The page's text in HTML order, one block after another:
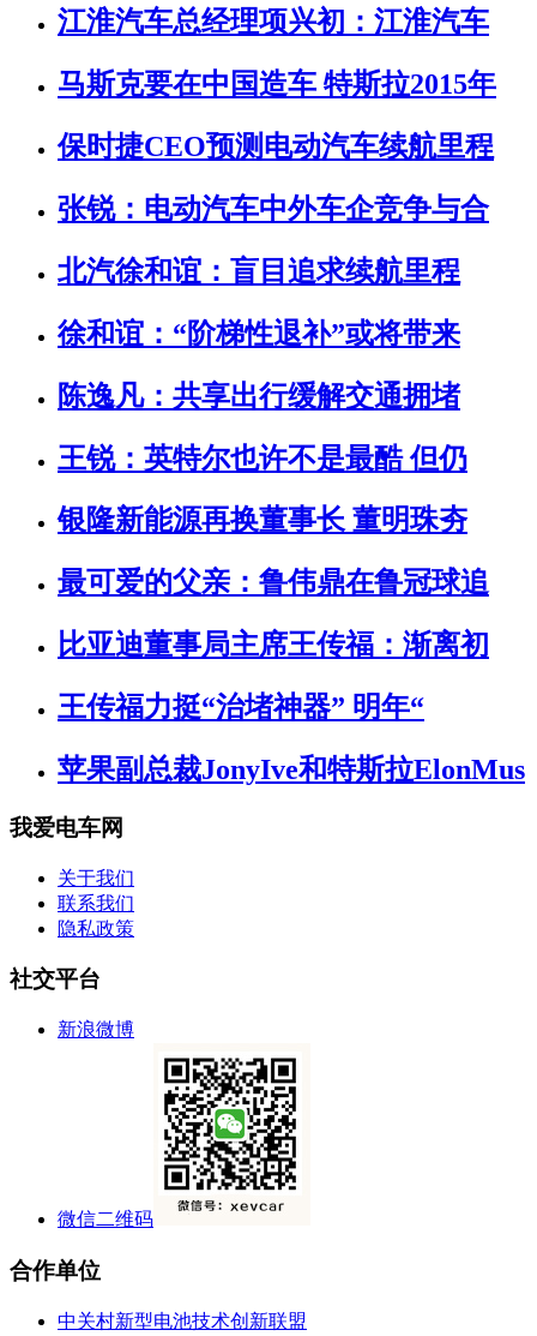
江淮汽车总经理项兴初：江淮汽车
马斯克要在中国造车 特斯拉2015年
保时捷CEO预测电动汽车续航里程
张锐：电动汽车中外车企竞争与合
北汽徐和谊：盲目追求续航里程
徐和谊：“阶梯性退补”或将带来
陈逸凡：共享出行缓解交通拥堵
王锐：英特尔也许不是最酷 但仍
银隆新能源再换董事长 董明珠夯
最可爱的父亲：鲁伟鼎在鲁冠球追
比亚迪董事局主席王传福：渐离初
王传福力挺“治堵神器” 明年“
苹果副总裁JonyIve和特斯拉ElonMus
我爱电车网
关于我们
联系我们
隐私政策
社交平台
新浪微博
微信二维码
合作单位
中关村新型电池技术创新联盟